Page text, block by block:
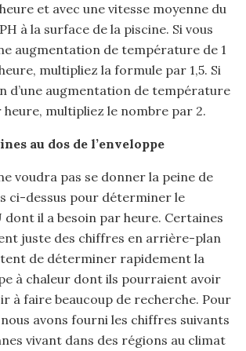
et avec une vitesse moyenne du
à la surface de la piscine. Si vous
augmentation de température de 1
multipliez la formule par 1,5. Si
d’une augmentation de température
heure, multipliez le nombre par 2.
au dos de l’enveloppe
voudra pas se donner la peine de
ci-dessus pour déterminer le
dont il a besoin par heure. Certaines
juste des chiffres en arrière-plan
de déterminer rapidement la
à chaleur dont ils pourraient avoir
à faire beaucoup de recherche. Pour
avons fourni les chiffres suivants
vivant dans des régions au climat